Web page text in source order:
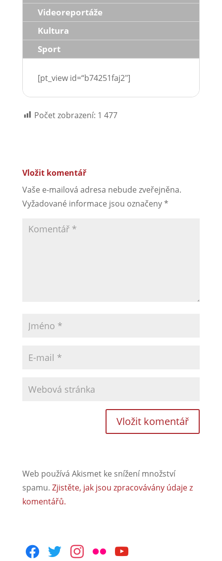
Videoreportáže
Kultura
Sport
[pt_view id=“b74251faj2″]
Počet zobrazení: 1 477
Vložit komentář
Vaše e-mailová adresa nebude zveřejněna.
Vyžadované informace jsou označeny*
Web používá Akismet ke snížení množství
spamu. Zjistěte, jak jsou zpracovávány údaje z
komentářů.
facebooktwitterinstagram
flickr youtube